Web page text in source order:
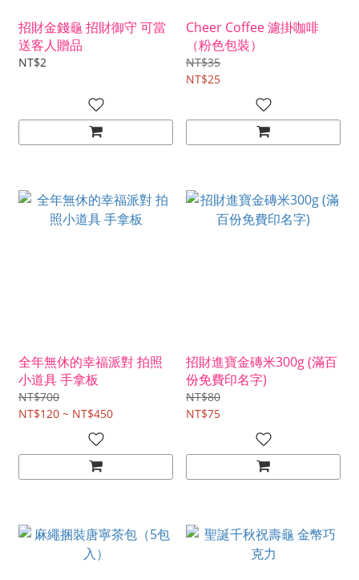
招財金錢龜 招財御守 可當
送客人贈品
NT$2
Cheer Coffee 濾掛咖啡
（粉色包裝）
NT$35
NT$25
全年無休的幸福派對 拍照
小道具 手拿板
NT$700
NT$120 ~ NT$450
招財進寶金磚米300g (滿百
份免費印名字)
NT$80
NT$75